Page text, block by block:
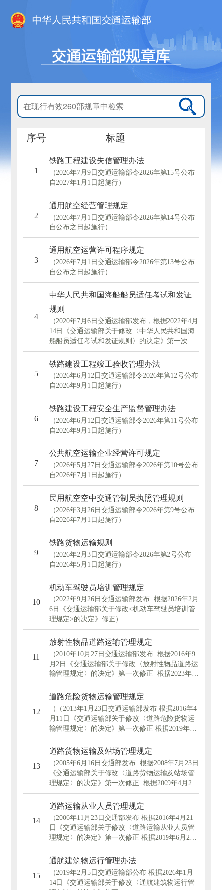
序号 标题
1
铁路工程建设失信管理办法
（2026年7月9日交通运输部令2026年第15号公布
自2027年1月1日起施行）
2
通用航空经营管理规定
（2026年7月1日交通运输部令2026年第14号公布
自公布之日起施行）
3
通用航空运营许可程序规定
（2026年7月1日交通运输部令2026年第13号公布
自公布之日起施行）
4
中华人民共和国海船船员适任考试和发证
规则
（2020年7月6日交通运输部发布，根据2022年4月
14日《交通运输部关于修改〈中华人民共和国海
船船员适任考试和发证规则〉的决定》第一次修
正，根据2026年7月9日《交通运输部关于修改
〈中华人民共和国海船船员适任考试和发证规
则〉的决定》第二次修正）
5
铁路建设工程竣工验收管理办法
（2026年6月12日交通运输部令2026年第12号公布
自2026年9月1日起施行）
6
铁路建设工程安全生产监督管理办法
（2026年6月12日交通运输部令2026年第11号公布
自2026年9月1日起施行）
7
公共航空运输企业经营许可规定
（2026年5月27日交通运输部令2026年第10号公布
自2026年7月1日起施行）
8
民用航空空中交通管制员执照管理规则
（2026年3月26日交通运输部令2026年第9号公布
自2026年7月1日起施行）
9
铁路货物运输规则
（2026年2月3日交通运输部令2026年第2号公布
自2026年5月1日起施行）
10
机动车驾驶员培训管理规定
（2022年9月26日交通运输部发布 根据2026年2月
6日《交通运输部关于修改<机动车驾驶员培训管
理规定>的决定》修正）
11
放射性物品道路运输管理规定
（2010年10月27日交通运输部发布 根据2016年9
月2日《交通运输部关于修改〈放射性物品道路运
输管理规定〉的决定》第一次修正 根据2023年11
月10日《交通运输部关于修改〈放射性物品道路
运输管理规定〉的决定》第二次修正 根据2026年
2月6日《交通运输部关于修改〈放射性物品道路
运输管理规定〉的决定》第三次修正）
12
道路危险货物运输管理规定
（（2013年1月23日交通运输部发布 根据2016年4
月11日《交通运输部关于修改〈道路危险货物运
输管理规定〉的决定》第一次修正 根据2019年11
月28日《交通运输部关于修改〈道路危险货物运
输管理规定〉的决定》第二次修正 根据2023年11
月10日《交通运输部关于修改〈道路危险货物运
输管理规定〉的决定》第三次修正 根据2026年2
月6日《交通运输部关于修改〈道路危险货物运输
管理规定〉的决定》第四次修正））
13
道路货物运输及站场管理规定
（2005年6月16日交通部发布 根据2008年7月23日
《交通运输部关于修改〈道路货物运输及站场管
理规定〉的决定》第一次修正 根据2009年4月20
日《交通运输部关于修改〈道路货物运输及站场
管理规定〉的决定》第二次修正 根据2012年3月
14日《交通运输部关于修改〈道路货物运输及站
场管理规定〉的决定》第三次修正 根据2016年4
月11日《交通运输部关于修改〈道路货物运输及
站场管理规定〉的决定》第四次修正 根据2019年
站场管理规定〉的决定》第五次修正 根据2022年
9月26日《交通运输部关于修改〈道路货物运输及
站场管理规定〉的决定》第六次修正 根据2023年
14
道路运输从业人员管理规定
（2006年11月23日交通部发布 根据2016年4月21
日《交通运输部关于修改〈道路运输从业人员管
理规定〉的决定》第一次修正 根据2019年6月21
日《交通运输部关于修改〈道路运输从业人员管
理规定〉的决定》第二次修正 根据2022年11月10
日《交通运输部关于修改〈道路运输从业人员管
理规定〉的决定》第三次修正 根据2026年2月6日
《交通运输部关于修改〈道路运输从业人员管理
15
通航建筑物运行管理办法
（2019年2月5日交通运输部公布 根据2026年1月
14日《交通运输部关于修改〈通航建筑物运行管